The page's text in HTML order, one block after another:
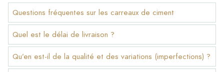
Questions fréquentes sur les carreaux de ciment
Quel est le délai de livraison ?
Qu’en est-il de la qualité et des variations (imperfections) ?